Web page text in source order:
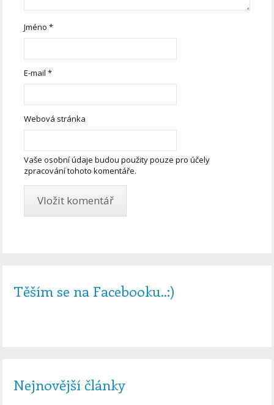
Jméno*
E-mail*
Webová stránka
Vaše osobní údaje budou použity pouze pro účely
zpracování tohoto komentáře.
Těším se na Facebooku..:)
Nejnovější články